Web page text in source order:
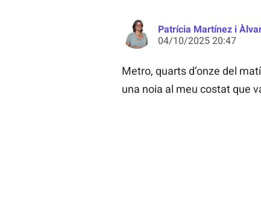
Patrícia Martínez i
04/10/2025 20:47
Metro, quarts d’onze del
una noia al meu costat que